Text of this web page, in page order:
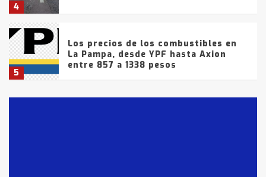
4
5
Los precios de los combustibles en
La Pampa, desde YPF hasta Axion
entre 857 a 1338 pesos